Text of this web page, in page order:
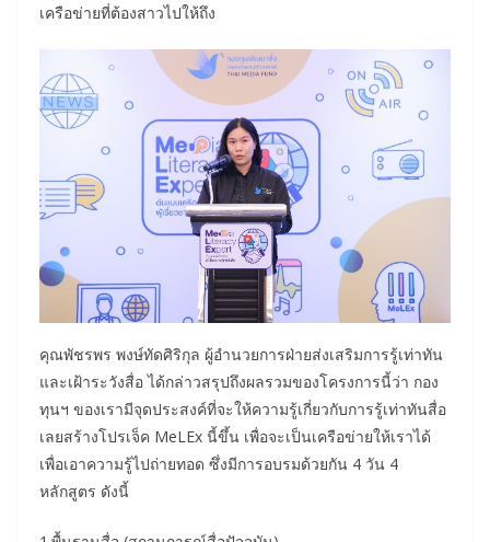
เครือข่ายที่ต้องสาวไปให้ถึง
คุณพัชรพร พงษ์ทัดศิริกุล ผู้อำนวยการฝ่ายส่งเสริมการรู้เท่าทัน
และเฝ้าระวังสื่อ ได้กล่าวสรุปถึงผลรวมของโครงการนี้ว่า กอง
ทุนฯ ของเรามีจุดประสงค์ที่จะให้ความรู้เกี่ยวกับการรู้เท่าทันสื่อ
เลยสร้างโปรเจ็ค MeLEx นี้ขึ้น เพื่อจะเป็นเครือข่ายให้เราได้
เพื่อเอาความรู้ไปถ่ายทอด ซึ่งมีการอบรมด้วยกัน 4 วัน 4
หลักสูตร ดังนี้